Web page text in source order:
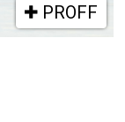
PROFF